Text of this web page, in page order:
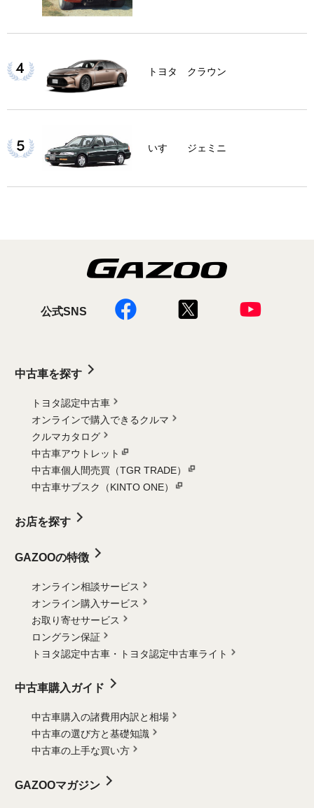
トヨタ クラウン
いすゞ ジェミニ
公式SNS
中古車を探す
トヨタ認定中古車
オンラインで購入できるクルマ
クルマカタログ
中古車アウトレット
中古車個人間売買（TGR TRADE）
中古車サブスク（KINTO ONE）
お店を探す
GAZOOの特徴
オンライン相談サービス
オンライン購入サービス
お取り寄せサービス
ロングラン保証
トヨタ認定中古車・
トヨタ認定中古車ライト
中古車購入ガイド
中古車購入の諸費用内訳と相場
中古車の選び方と基礎知識
中古車の上手な買い方
GAZOOマガジン